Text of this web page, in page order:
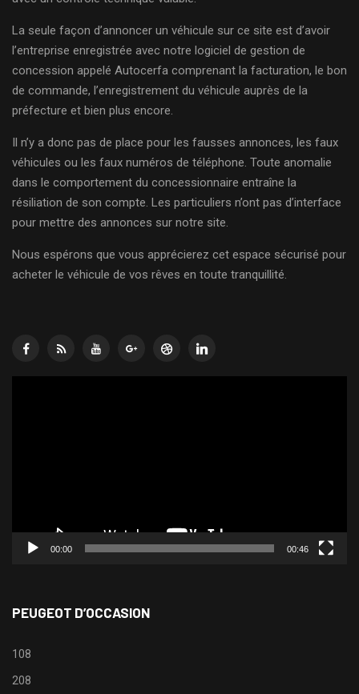
La seule façon d’annoncer un véhicule sur ce site est d’avoir
l’entreprise enregistrée avec notre logiciel de gestion de
concession appelé Autocerfa comprenant la facturation, le bon
de commande, l’enregistrement du véhicule auprès de la
préfecture et bien plus encore.
Il n’y a donc pas de place pour les fausses annonces, les faux
véhicules ou les faux numéros de téléphone. Toute anomalie
dans le comportement du concessionnaire entraîne la
résiliation de son compte. Les particuliers n’ont pas d’interface
pour mettre des annonces sur notre site.
Nous espérons que vous apprécierez cet espace sécurisé pour
acheter le véhicule de vos rêves en toute tranquillité.
00:00 00:46
PEUGEOT D’OCCASION
108
208